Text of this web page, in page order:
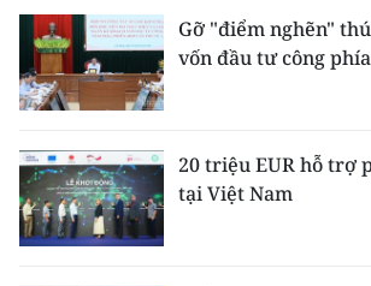
Gỡ "điểm nghẽn"
vốn đầu tư công
20 triệu EUR hỗ trợ
tại Việt Nam